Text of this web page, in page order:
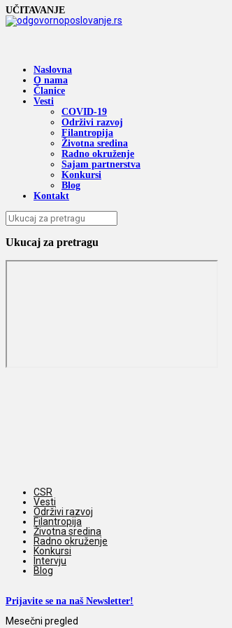
UČITAVANJE
Naslovna
O nama
Članice
Vesti
COVID-19
Održivi razvoj
Filantropija
Životna sredina
Radno okruženje
Sajam partnerstva
Konkursi
Blog
Kontakt
Ukucaj za pretragu
CSR
Vesti
Održivi razvoj
Filantropija
Životna sredina
Radno okruženje
Konkursi
Intervju
Blog
Prijavite se na naš Newsletter!
Mesečni pregled